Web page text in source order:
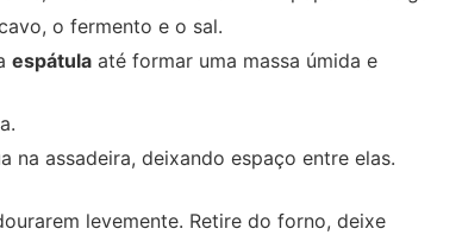
o fermento e o sal.
espátula até formar uma massa úmida e
na assadeira, deixando espaço entre elas.
levemente. Retire do forno, deixe